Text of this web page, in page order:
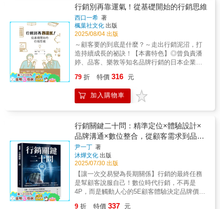
Samson Yip，Master Wise創辦人「在我38年
教學經驗中，大部份都是做線下教學，自從找
了Nic & April兩位後，成績一直向上飆升。我絕
對欣賞Nic天生這樣強的營銷能力！如果你是打
算做好網上營銷或者做好網上收生，不用問
了，找Nic就對！」——Yesir鄭海名
會員逐步取得成果。成功的導入體驗對會員留
存非常重要。4. 會員變現：討論如何打造「無
法拒絕的提案」，包含吸引人的「鉤子」和策
略性定價。常見定價模式包括月費和年費，建
議新手從較低價格開始。有效的銷售文案應創
造「現在」與「未來」的對比。銷售頁面需回
答七個關鍵問題。提到兩種行銷計畫：開放式
與封閉式，以及成功上線的五個階段：連結、
認知、渴望、購買、驚喜。並分享不同的推出
率的重要性，即使只提高1%也能顯著增加利
潤。關鍵在於促進內容使用和社群參與度。提
供內容策略（如快速成果、儀式性內容、內容
自動回覆信、創意形式）、定價策略（如策略
性調漲價格）和社群策略（如社群儀式、歡迎
小組、參與積分、責任夥伴、會員名錄、會員
聚光燈、分享成就、年度頒獎典禮）來提高留
存率。管理會員規模成長需要將社群成長分為
不同階段（唯一領袖、志工團隊、招聘社群經
理），並建立明確的規則和指引。最終目標是
幫助會員成功並創造蓬勃發展的社群。透過真
她是公關教母，也是CEO的溝通導師。她看過
無數企業與個人在舞台上綻放，也為不懂經營
關係、打造形象的「隱形冠軍」而惋惜。她致
力推廣品牌公關的正確理念，從大企業、創業
家到自媒體，幫助每一位工作人掌握公關的關
鍵心法，建立好形象、提升競爭力。丁菱娟解
密，品牌×公關×溝通方程式，助你放大影響
力！✔說好故事：架構「主要訊息」，設計標
題語言，開口就是金句✔建立好感：四個一致
牌印象✔關係經營：了解你的「利益關係
人」，建立信任、讓人主動分享你的好真正的
公關，是一門關於「信任管理」的專業，是讓
「被看見」，還能「被理解」。好評推薦王馥
蓓 電通集團永續顧問長 郝旭烈 郝聲音Podcast
主持人 陳修平 ShiFu師父創辦人 黃麗燕 WAVE
中小企業CEO品牌／領導學創辦人 （依姓氏筆
畫排序）＊此版為2020年出版《影響有影響力
的人》之增訂版
行銷別再靠運氣！從基礎開始的行銷思維
西口一希 著
楓葉社文化 出版
2025/08/04 出版
～顧客要的到底是什麼？～走出行銷泥沼，打
造持續成長的祕訣！【本書特色】◎曾負責潘
婷、品客、樂敦等知名品牌行銷的日本企業
訣竅，掌握商業原則。◎透過範例解說、系統
性解析，輕鬆理解觀念、學習應用。關於行銷
的說法百百種，到底哪一種才能少走彎路，哪
書以「顧客」為出發點，帶領讀者回到商業的
本質──創造對顧客有意義的價值，並將這項核
心觀念貫穿於產品設計、品牌管理、溝通策略
等內容中。✦假設自己是顧客？✦試著將自己想
像成產品的受眾，當面對商品時，與自己相同
的顧客會有什麼樣的感受？商品之於潛在顧客
具備什麼利益與獨特性？當設身處地思考過
後，也許就能掌握到某些資訊細節，並因此找
到適合的客群。✦假設自己不是顧客？✦如果自
己不屬於目標客群，對產品實在沒有需求，也
79 折 特價 316 元
加入購物車
行銷關鍵二十問：精準定位×體驗設計×
品牌溝通×數位整合，從顧客需求到品牌
信任，打造以人為本的行銷系統
尹一丁 著
沐燁文化 出版
2025/07/30 出版
【讓一次交易變為長期關係】行銷的最終任務
是幫顧客說服自己！數位時代行銷，不再是
4P，而是觸動人心的5E顧客體驗決定品牌價
9 折 特價 337 元